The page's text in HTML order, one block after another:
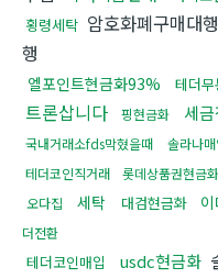
횡령세탁 암호화폐구매대행
행
엘포인트현금화93% 테더무
트론삽니다
핑현금화 세
국내거래소fds막혔을때
솔라나매
테더코인직거래
롯데상품권현금
오다집 세탁 대검현금화
더전환
테더코인매입 usdc현금화